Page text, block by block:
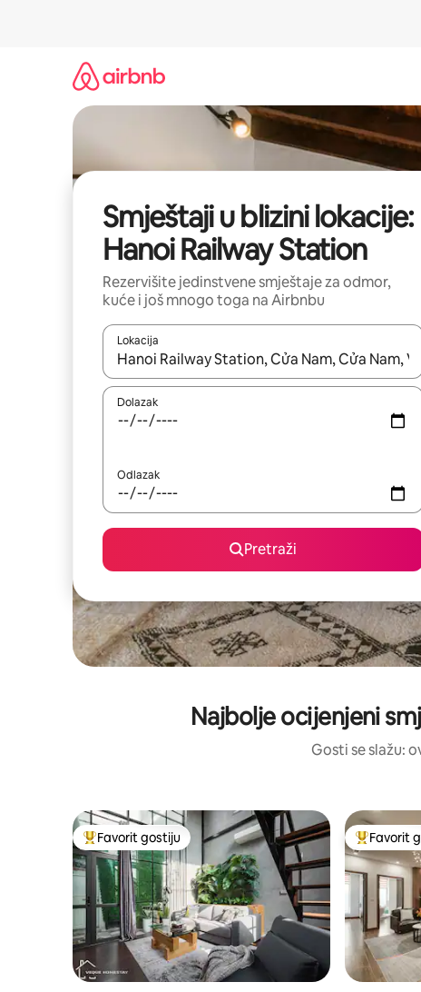
Smještaji u blizini lokacije:
Hanoi Railway Station
Rezervišite jedinstvene smještaje za odmor,
kuće i još mnogo toga na Airbnbu
Lokacija
Kad rezultati budu dostupni, krećite se gore i dolje
Dolazak
Odlazak
Pretraži
Najbolje ocijenjeni
Gosti se slažu:
Glavni favorit gostiju
Favorit gostiju Glavni
Favorit